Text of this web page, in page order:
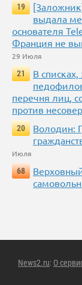
19
выдала
основателя
Франция не
29 Июля
21
В
перечня лиц,
против
20
Володин:
Июля
68
News2.ru: О